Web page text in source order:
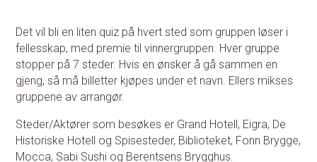
Det vil bli en liten quiz på hvert sted som gruppen løser i
fellesskap, med premie til vinnergruppen. Hver gruppe
stopper på 7 steder. Hvis en ønsker å gå sammen en
gjeng, så må billetter kjøpes under et navn. Ellers mikses
gruppene av arrangør.
Steder/Aktører som besøkes er Grand Hotell, Eigra, De
Historiske Hotell og Spisesteder, Biblioteket, Fonn Brygge,
Mocca, Sabi Sushi og Berentsens Brygghus.